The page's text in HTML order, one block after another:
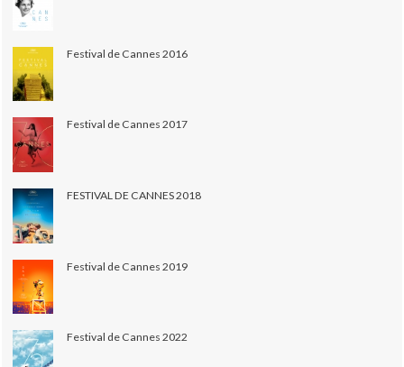
Festival de Cannes 2016
Festival de Cannes 2017
FESTIVAL DE CANNES 2018
Festival de Cannes 2019
Festival de Cannes 2022